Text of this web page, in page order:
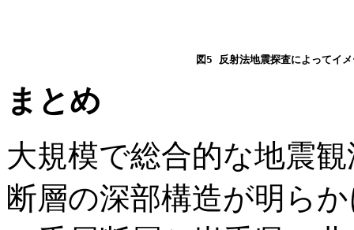
まとめ
大規模で総合的な地震
断層の深部構造が明ら